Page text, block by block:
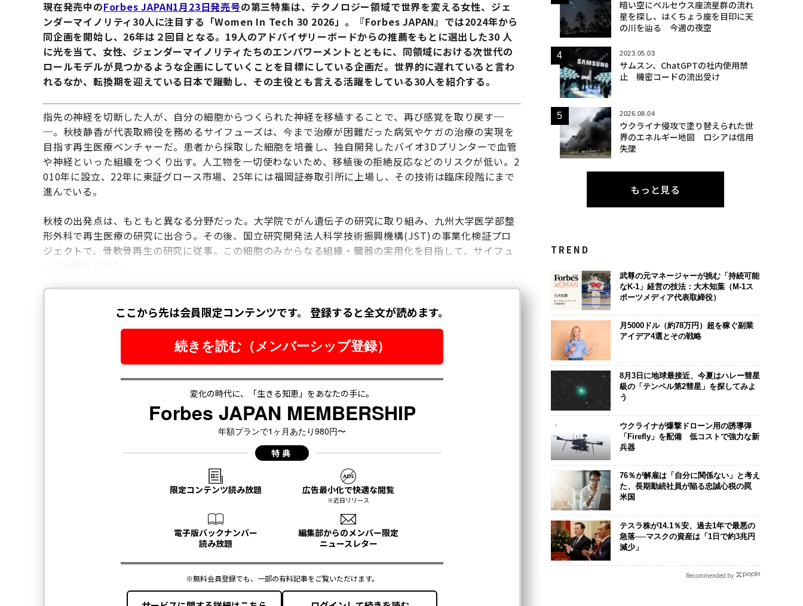
現在発売中のForbes JAPAN1月23日発売号の第三特集は、テクノロジー領域で世界を変える女性、ジェ
ンダーマイノリティ30人に注目する「Women In Tech 30 2026」。『Forbes JAPAN』では2024年から
同企画を開始し、26年は２回目となる。19人のアドバイザリーボードからの推薦をもとに選出した30 人
に光を当て、女性、ジェンダーマイノリティたちのエンパワーメントとともに、同領域における次世代の
ロールモデルが見つかるような企画にしていくことを目標にしている企画だ。世界的に遅れていると言わ
れるなか、転換期を迎えている日本で躍動し、その主役とも言える活躍をしている30人を紹介する。
指先の神経を切断した人が、自分の細胞からつくられた神経を移植することで、再び感覚を取り戻す─
─。秋枝静香が代表取締役を務めるサイフューズは、今まで治療が困難だった病気やケガの治療の実現を
目指す再生医療ベンチャーだ。患者から採取した細胞を培養し、独自開発したバイオ3Dプリンターで血管
や神経といった組織をつくり出す。人工物を一切使わないため、移植後の拒絶反応などのリスクが低い。2
010年に設立、22年に東証グロース市場、25年には福岡証券取引所に上場し、その技術は臨床段階にまで
進んでいる。
秋枝の出発点は、もともと異なる分野だった。大学院でがん遺伝子の研究に取り組み、九州大学医学部整
形外科で再生医療の研究に出合う。その後、国立研究開発法人科学技術振興機構(JST)の事業化検証プロ
ジェクトで、骨軟骨再生の研究に従事。この細胞のみからなる組織・臓器の実用化を目指して、サイフュ
暗い空にペルセウス座流星群の流れ
星を探し、はくちょう座を目印に天
の川を辿る 今週の夜空
2023.05.03
サムスン、ChatGPTの社内使用禁
止 機密コードの流出受け
2026.08.04
ウクライナ侵攻で塗り替えられた世
界のエネルギー地図 ロシアは信用
失墜
もっと見る
TREND
武尊の元マネージャーが挑む「持続可能
なK-1」経営の技法：大木知葉（M-1ス
ポーツメディア代表取締役）
月5000ドル（約78万円）超を稼ぐ副業
アイデア4選とその戦略
8月3日に地球最接近、今夏はハレー彗星
級の「テンペル第2彗星」を探してみよ
う
ウクライナが爆撃ドローン用の誘導弾
「Firefly」を配備 低コストで強力な新
兵器
76％が解雇は「自分に関係ない」と考え
た、長期勤続社員が陥る忠誠心税の罠
米国
テスラ株が14.1％安、過去1年で最悪の
急落──マスクの資産は「1日で約3兆円
減少」
Recommended by